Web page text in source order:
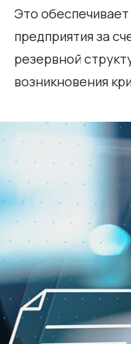
Это
предприятия за
резервной
возникновения